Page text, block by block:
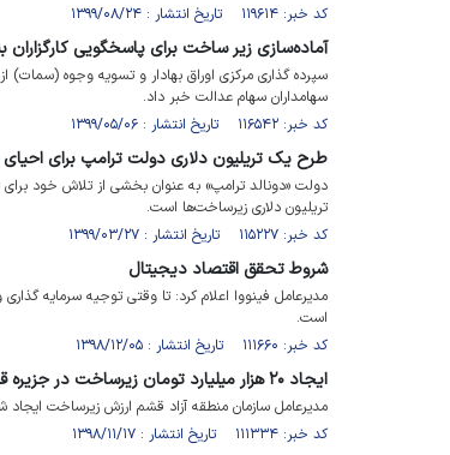
کد خبر: ۱۱۹۶۱۴ تاریخ انتشار : ۱۳۹۹/۰۸/۲۴
آماده‌سازی زیر ساخت برای پاسخگویی کارگزاران
سپرده گذاری مرکزی اوراق بهادار و تسویه وجوه
سهامداران سهام عدالت خبر داد.
کد خبر: ۱۱۶۵۴۲ تاریخ انتشار : ۱۳۹۹/۰۵/۰۶
طرح یک تریلیون دلاری دولت ترامپ برای
دولت «دونالد ترامپ» به عنوان بخشی از تلاش خود برای
تریلیون دلاری زیرساخت‌ها است.
کد خبر: ۱۱۵۲۲۷ تاریخ انتشار : ۱۳۹۹/۰۳/۲۷
شروط تحقق اقتصاد دیجیتال
مدیرعامل فینووا اعلام کرد: تا وقتی توجیه سرمایه
است.
کد خبر: ۱۱۱۶۶۰ تاریخ انتشار : ۱۳۹۸/۱۲/۰۵
ایجاد ۲۰ هزار میلیارد تومان زیرساخت در جزیره قشم
مدیرعامل سازمان منطقه آزاد قشم ارزش زیرساخت ایجاد شده در این منطقه را
کد خبر: ۱۱۱۳۳۴ تاریخ انتشار : ۱۳۹۸/۱۱/۱۷